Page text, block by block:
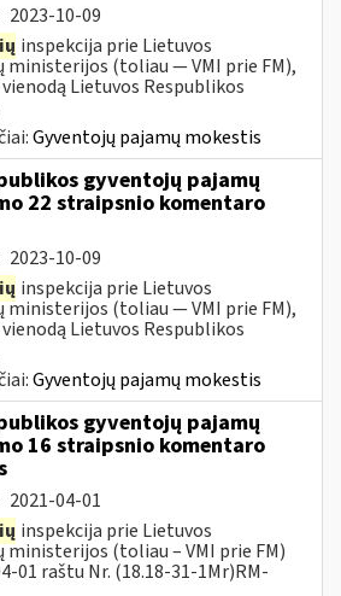
2023-10-09
inspekcija prie Lietuvos
ministerijos (toliau — VMI prie FM),
Lietuvos Respublikos
Gyventojų pajamų mokestis
gyventojų pajamų
22 straipsnio komentaro
2023-10-09
inspekcija prie Lietuvos
ministerijos (toliau — VMI prie FM),
Lietuvos Respublikos
Gyventojų pajamų mokestis
gyventojų pajamų
16 straipsnio komentaro
2021-04-01
inspekcija prie Lietuvos
ministerijos (toliau – VMI prie FM)
01 raštu Nr. (18.18-31-1Mr)RM-